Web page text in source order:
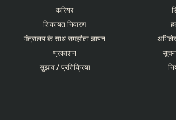
करियर
शिकायत निवारण
मंत्रालय के साथ समझौता ज्ञापन
प्रकाशन
सुझाव / प्रतिक्रिया